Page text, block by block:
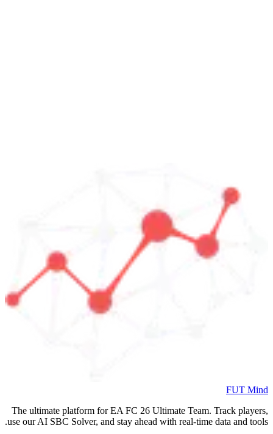
FUT Mind
The ultimate platform for EA FC 26 Ultimate Team. Track players,
use our AI SBC Solver, and stay ahead with real-time data and tools.